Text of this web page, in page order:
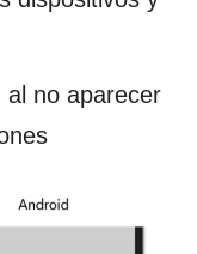
al no aparecer